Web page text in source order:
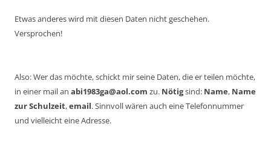
Etwas anderes wird mit diesen Daten nicht geschehen.
Versprochen!
Also: Wer das möchte, schickt mir seine Daten, die er teilen möchte,
in einer mail an abi1983ga@aol.com zu. Nötigsind: Name, Name
zur Schulzeit,email. Sinnvoll wären auch eine Telefonnummer
und vielleicht eine Adresse.